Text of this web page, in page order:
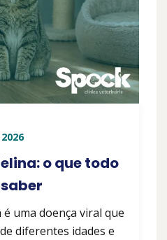
o que todo
uma doença viral que
diferentes idades e